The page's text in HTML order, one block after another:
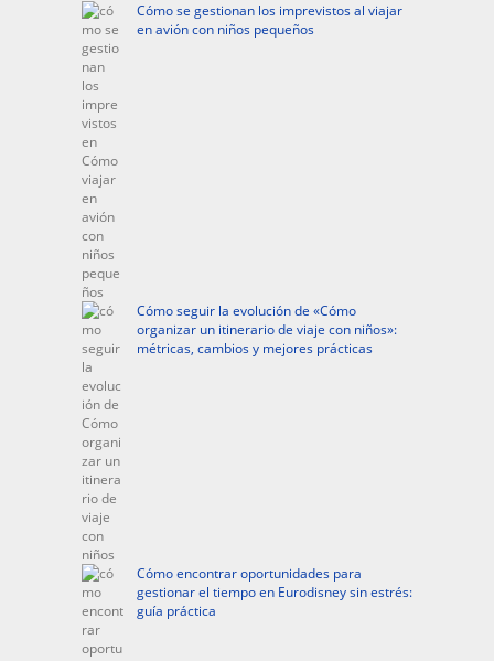
Cómo se gestionan los imprevistos al viajar
en avión con niños pequeños
Cómo seguir la evolución de «Cómo
organizar un itinerario de viaje con niños»:
métricas, cambios y mejores prácticas
Cómo encontrar oportunidades para
gestionar el tiempo en Eurodisney sin estrés:
guía práctica